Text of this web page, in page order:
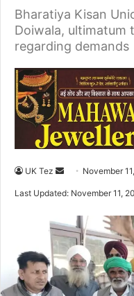
Bharatiya Kisan
Doiwala, ultimatum
regarding demands
UK Tez
e
d
a
n
e
m
November
Last Updated: November 11,